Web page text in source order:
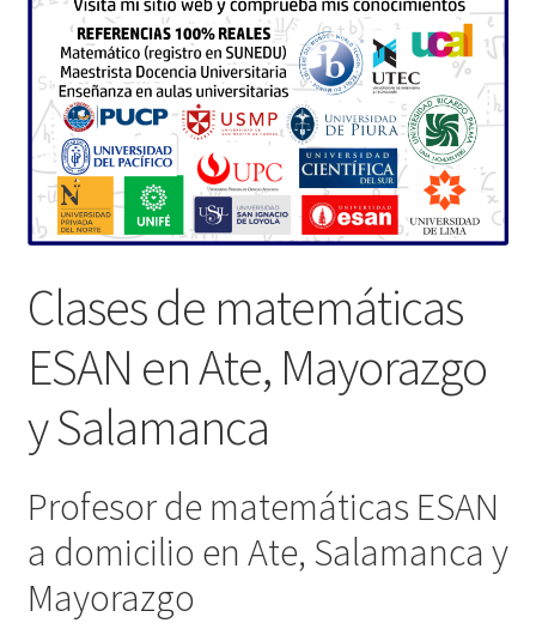
Clases de matemáticas
ESAN en Ate, Mayorazgo
y Salamanca
Profesor de matemáticas ESAN
a domicilio en Ate, Salamanca y
Mayorazgo